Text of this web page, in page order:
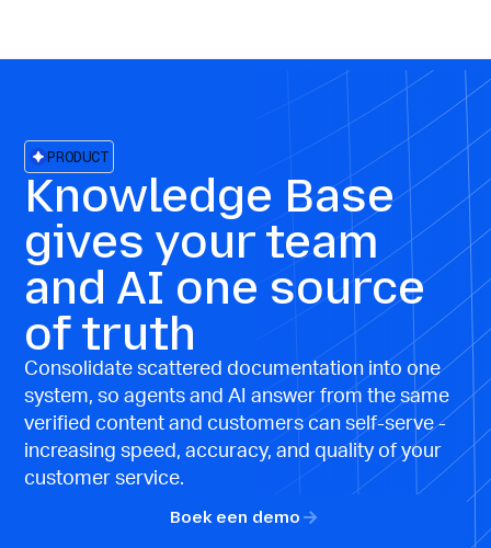
PRODUCT
Knowledge Base
gives your team
and AI one source
of truth
Consolidate scattered documentation into one
system, so agents and AI answer from the same
verified content and customers can self-serve -
increasing speed, accuracy, and quality of your
customer service.
Boek een demo